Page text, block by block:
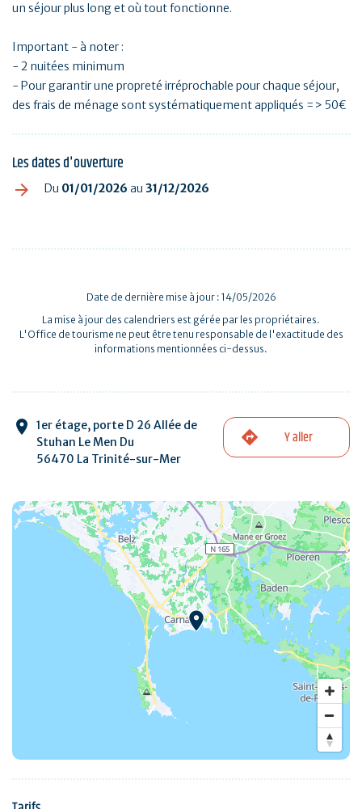
un séjour plus long et où tout fonctionne.
Important - à noter :
- 2 nuitées minimum
- Pour garantir une propreté irréprochable pour chaque séjour,
des frais de ménage sont systématiquement appliqués => 50€
Les dates d'ouverture
Du 01/01/2026 au 31/12/2026
Date de dernière mise à jour : 14/05/2026
La mise à jour des calendriers est gérée par les propriétaires.
L'Office de tourisme ne peut être tenu responsable de l'exactitude des
informations mentionnées ci-dessus.
1er étage, porte D 26 Allée de
Stuhan Le Men Du
56470 La Trinité-sur-Mer
Y aller